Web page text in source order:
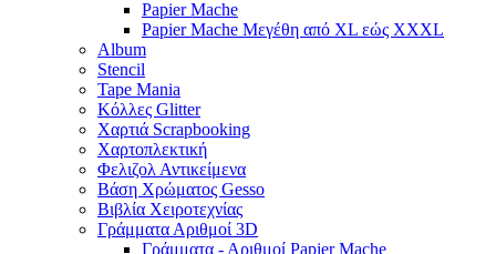
Papier Mache
Papier Mache Μεγέθη από XL εώς XXXL
Album
Stencil
Tape Mania
Κόλλες Glitter
Χαρτιά Scrapbooking
Χαρτοπλεκτική
Φελιζολ Αντικείμενα
Βάση Χρώματος Gesso
Βιβλία Χειροτεχνίας
Γράμματα Αριθμοί 3D
Γράμματα - Αριθμοί Papier Mache